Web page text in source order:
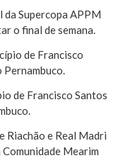
da Supercopa APPM
o final de semana.
de Francisco
de Francisco Santos
Riachão e Real Madri
Mearim